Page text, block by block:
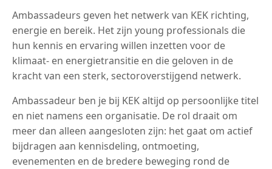
Ambassadeurs geven het netwerk van KEK richting,
energie en bereik. Het zijn young professionals die
hun kennis en ervaring willen inzetten voor de
klimaat- en energietransitie en die geloven in de
kracht van een sterk, sectoroverstijgend netwerk.
Ambassadeur ben je bij KEK altijd op persoonlijke titel
en niet namens een organisatie. De rol draait om
meer dan alleen aangesloten zijn: het gaat om actief
bijdragen aan kennisdeling, ontmoeting,
evenementen en de bredere beweging rond de